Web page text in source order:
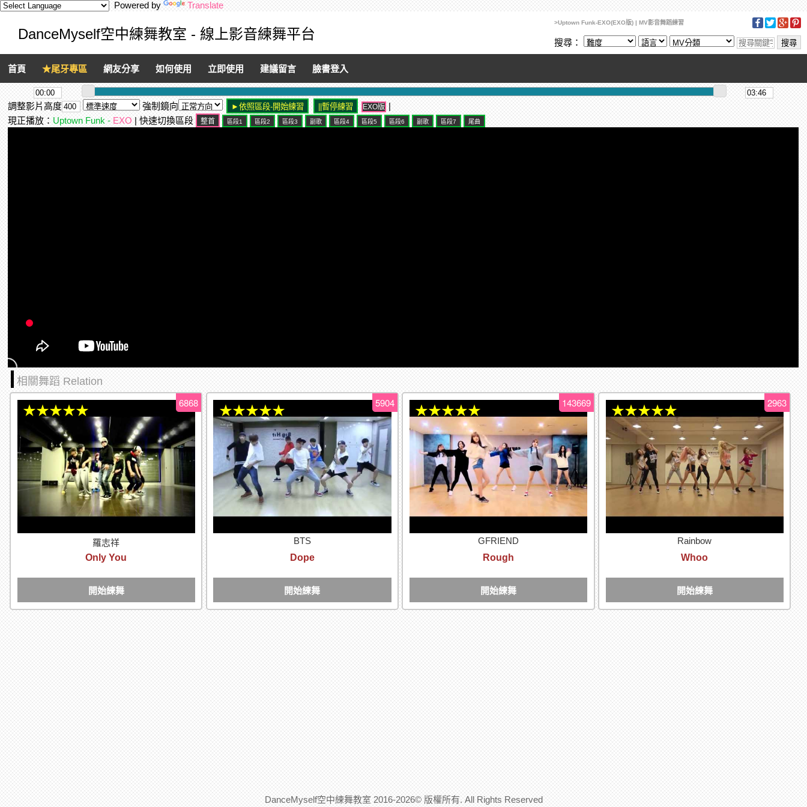
Powered by Translate
DanceMyself空中練舞教室 - 線上影音練舞平台
>Uptown Funk-EXO(EXO版) | MV影音舞蹈練習
搜尋：
首頁 ★尾牙專區 網友分享 如何使用 立即使用 建議留言 臉書登入
調整影片高度 強制鏡向 EXO版 |
現正播放： Uptown Funk - EXO | 快速切換區段
相關舞蹈 Relation
羅志祥
Only You
開始練舞
6868
★★★★★
BTS
Dope
開始練舞
5904
★★★★★
GFRIEND
Rough
開始練舞
143669
★★★★★
Rainbow
Whoo
開始練舞
2963
★★★★★
DanceMyself空中練舞教室 2016-2026© 版權所有. All Rights Reserved